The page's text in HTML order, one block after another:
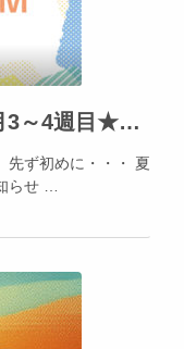
【今週の新入荷】2026年7月3～4週目★そろそろ催事準備が始まります！
先ず初めに・・・ 夏
らせ …